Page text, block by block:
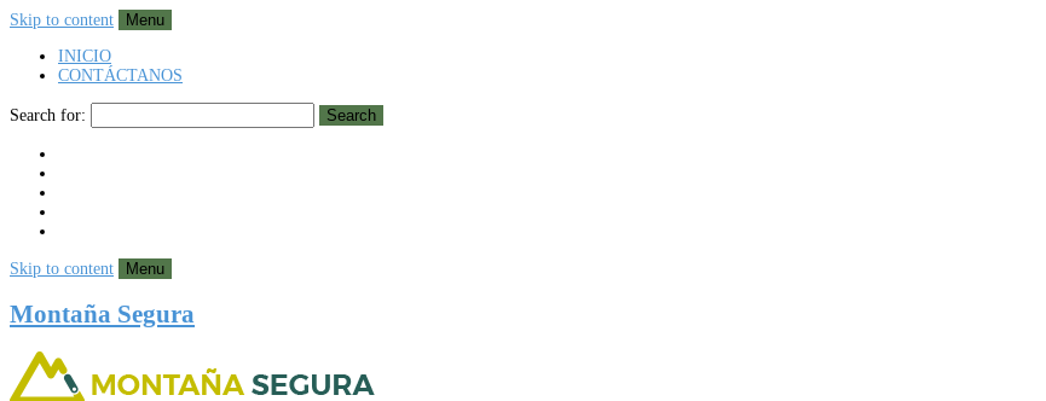
Skip to content
Menu
INICIO
CONTÁCTANOS
Search for: Search
Skip to content Menu
Montaña Segura